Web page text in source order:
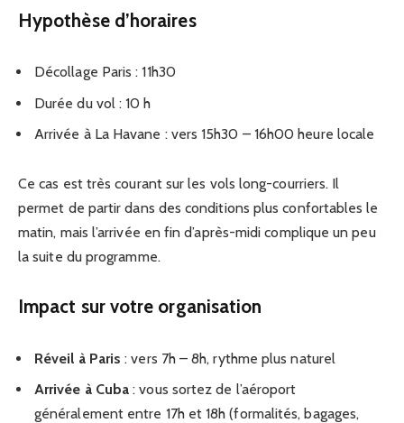
Hypothèse d’horaires
Décollage Paris : 11h30
Durée du vol : 10 h
Arrivée à La Havane : vers 15h30 – 16h00 heure locale
Ce cas est très courant sur les vols long-courriers. Il
permet de partir dans des conditions plus confortables le
matin, mais l’arrivée en fin d’après-midi complique un peu
la suite du programme.
Impact sur votre organisation
Réveil à Paris : vers 7h – 8h, rythme plus naturel
Arrivée à Cuba : vous sortez de l’aéroport
généralement entre 17h et 18h (formalités, bagages,